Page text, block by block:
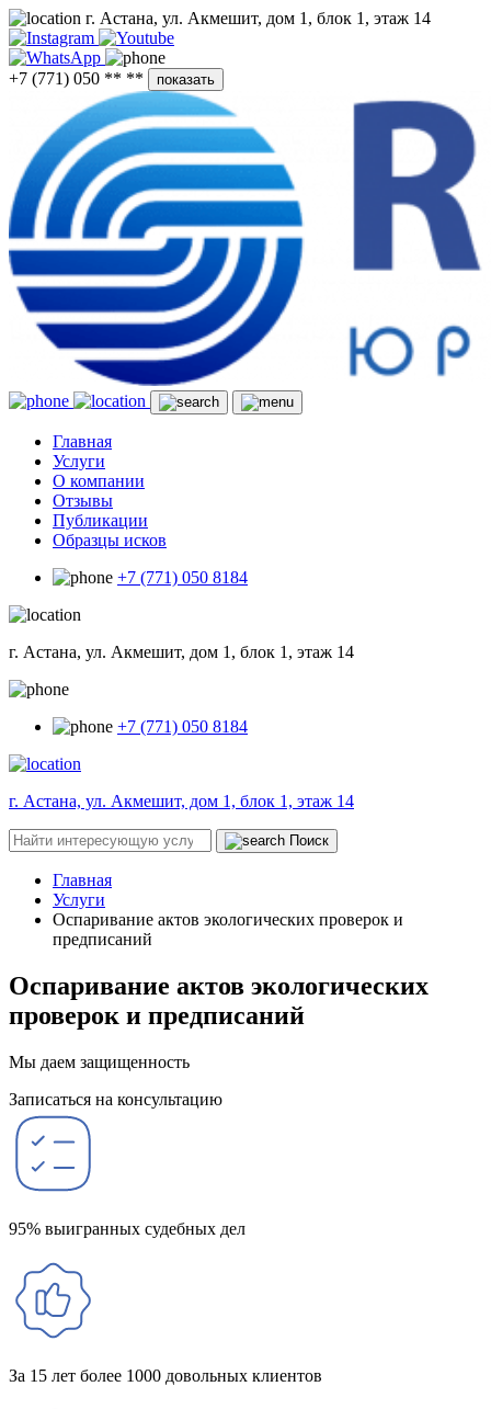
г. Астана, ул. Акмешит, дом 1, блок 1, этаж 14
+7 (771) 050 ** ** показать
Главная
Услуги
О компании
Отзывы
Публикации
Образцы исков
+7 (771) 050 8184
г. Астана, ул. Акмешит, дом 1, блок 1, этаж 14
+7 (771) 050 8184
г. Астана, ул. Акмешит, дом 1, блок 1, этаж 14
Поиск
Главная
Услуги
Оспаривание актов экологических проверок и
предписаний
Оспаривание актов экологических
проверок и предписаний
Мы даем защищенность
Записаться на консультацию
95% выигранных судебных дел
За 15 лет более 1000 довольных клиентов